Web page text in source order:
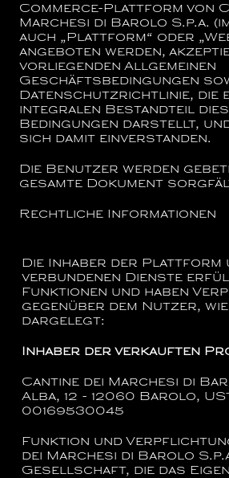
Commerce-Plattform von
Marchesi di Barolo S.p.a.
auch „Plattform“ oder
angeboten werden,
vorliegenden Allgemeinen
Geschäftsbedingungen
Datenschutzrichtlinie, die
integralen Bestandteil
Bedingungen darstellt,
sich damit einverstanden.
Die Benutzer werden
gesamte Dokument
Rechtliche Informationen
Die Inhaber der Plattform
verbundenen Dienste
Funktionen und haben
gegenüber dem Nutzer,
dargelegt:
Inhaber der verkauften
Cantine dei Marchesi di
Alba, 12 - 12060 Barolo,
00169530045
Funktion und
dei Marchesi di Barolo
Gesellschaft, die das